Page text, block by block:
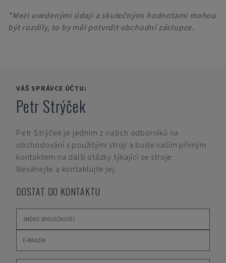
*Mezi uvedenými údaji a skutečnými hodnotami mohou
být rozdíly, to by měl potvrdit obchodní zástupce.
VÁŠ SPRÁVCE ÚČTU:
Petr Strýček
Petr Strýček je jedním z našich odborníků na
obchodování s použitými stroji a bude vaším přímým
kontaktem na další otázky týkající se stroje.
Neváhejte a kontaktujte jej.
DOSTAT DO KONTAKTU